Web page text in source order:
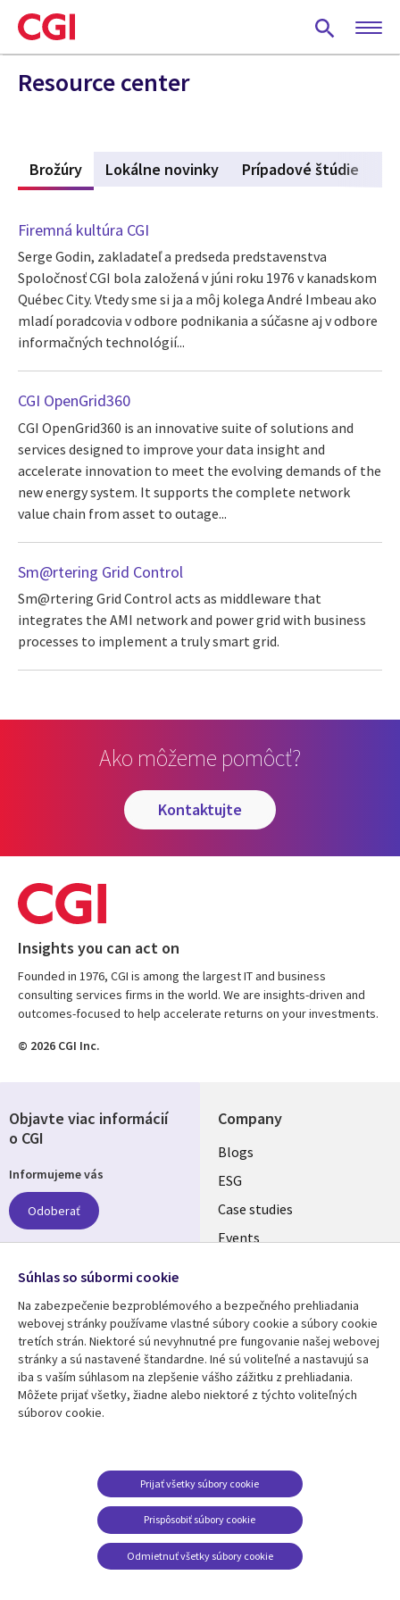
Skip
to
main
content
Resource center
Brožúry (active tab)
Lokálne novinky Prípadové štúdie
Firemná kultúra CGI
Serge Godin, zakladateľ a predseda predstavenstva
Spoločnosť CGI bola založená v júni roku 1976 v kanadskom
Québec City. Vtedy sme si ja a môj kolega André Imbeau ako
mladí poradcovia v odbore podnikania a súčasne aj v odbore
informačných technológií...
CGI OpenGrid360
CGI OpenGrid360 is an innovative suite of solutions and
services designed to improve your data insight and
accelerate innovation to meet the evolving demands of the
new energy system. It supports the complete network
value chain from asset to outage...
Sm@rtering Grid Control
Sm@rtering Grid Control acts as middleware that
integrates the AMI network and power grid with business
processes to implement a truly smart grid.
Ako môžeme pomôcť?
kontaktujte
Insights you can act on
Founded in 1976, CGI is among the largest IT and business
consulting services firms in the world. We are insights-driven and
outcomes-focused to help accelerate returns on your investments.
© 2026 CGI Inc.
Company
Useful
links
SLOVAKIA
Blogs
ESG
Case studies
Events
Resource center
Library
SLOVAKIA
Articles
Support
Objavte viac informácií
o CGI
Informujeme vás
Odoberať
Follow us
Social
Media
SLOVAKIA
Súhlas so súbormi cookie
Na zabezpečenie bezproblémového a bezpečného prehliadania
webovej stránky používame vlastné súbory cookie a súbory cookie
tretích strán. Niektoré sú nevyhnutné pre fungovanie našej webovej
stránky a sú nastavené štandardne. Iné sú voliteľné a nastavujú sa
iba s vaším súhlasom na zlepšenie vášho zážitku z prehliadania.
Môžete prijať všetky, žiadne alebo niektoré z týchto voliteľných
súborov cookie.
Prispôsobiť súbory cookie
Prijať všetky súbory cookie
Odmietnuť všetky súbory cookie